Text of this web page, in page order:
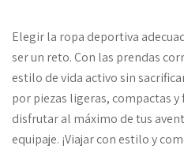
Elegir la ropa deportiva
ser un reto. Con las prendas
estilo de vida activo sin
por piezas ligeras, compactas
disfrutar al máximo de tus
equipaje. ¡Viajar con estilo y